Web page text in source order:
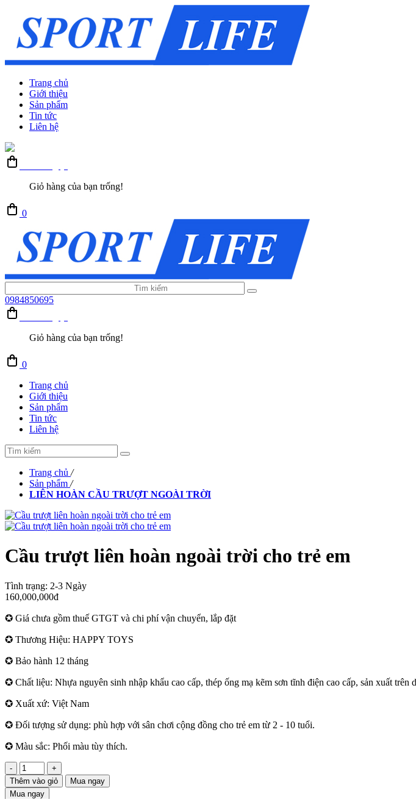
Trang chủ
Giới thiệu
Sản phẩm
Tin tức
Liên hệ
Giỏ hàng của bạn trống!
0
0984850695
Giỏ hàng của bạn trống!
0
Trang chủ
Giới thiệu
Sản phẩm
Tin tức
Liên hệ
Trang chủ /
Sản phẩm /
LIÊN HOÀN CẦU TRƯỢT NGOÀI TRỜI
Cầu trượt liên hoàn ngoài trời cho trẻ em
Tình trạng: 2-3 Ngày
160,000,000đ
✪ Giá chưa gồm thuế GTGT và chi phí vận chuyển, lắp đặt
✪ Thương Hiệu: HAPPY TOYS
✪ Bảo hành 12 tháng
✪ Chất liệu: Nhựa nguyên sinh nhập khẩu cao cấp, thép ống mạ kẽm sơn tĩnh điện cao cấp, sản xuất
✪ Xuất xứ: Việt Nam
✪ Đối tượng sử dụng: phù hợp với sân chơi cộng đồng cho trẻ em từ 2 - 10 tuổi.
✪ Màu sắc: Phối màu tùy thích.
-
+
Thêm vào giỏ
Mua ngay
Mua ngay